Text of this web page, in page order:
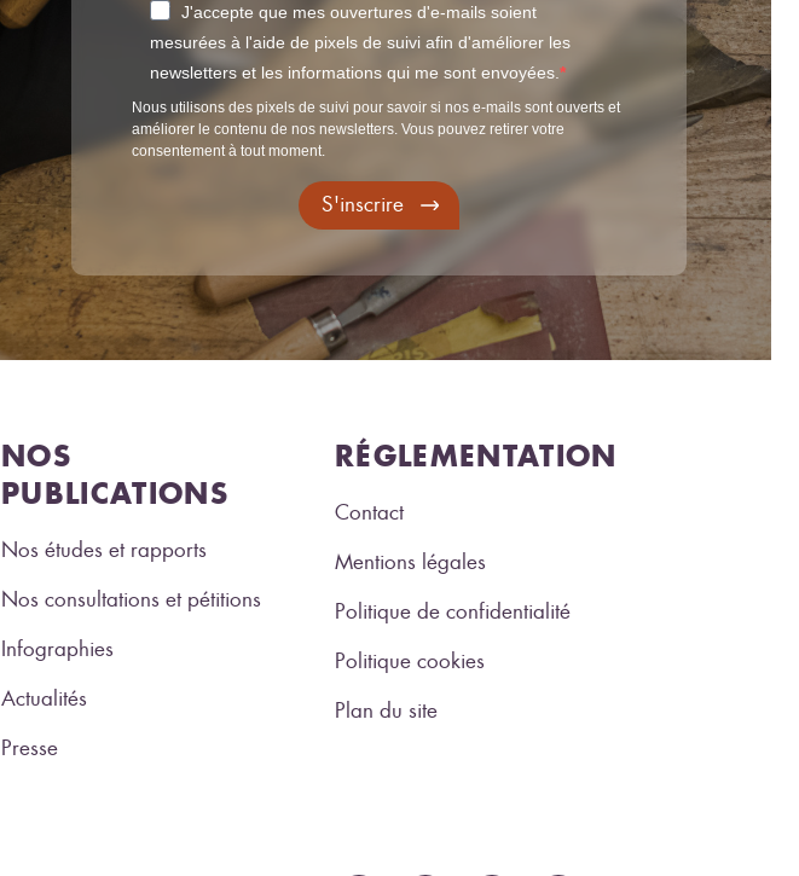
J'accepte que mes ouvertures d'e-mails soient
mesurées à l'aide de pixels de suivi afin d'améliorer les
newsletters et les informations qui me sont envoyées.
Nous utilisons des pixels de suivi pour savoir si nos e-mails sont ouverts et
améliorer le contenu de nos newsletters. Vous pouvez retirer votre
consentement à tout moment.
S'inscrire
NOS
PUBLICATIONS
Nos études et rapports
Nos consultations et pétitions
Infographies
Actualités
Presse
RÉGLEMENTATION
Contact
Mentions légales
Politique de confidentialité
Politique cookies
Plan du site